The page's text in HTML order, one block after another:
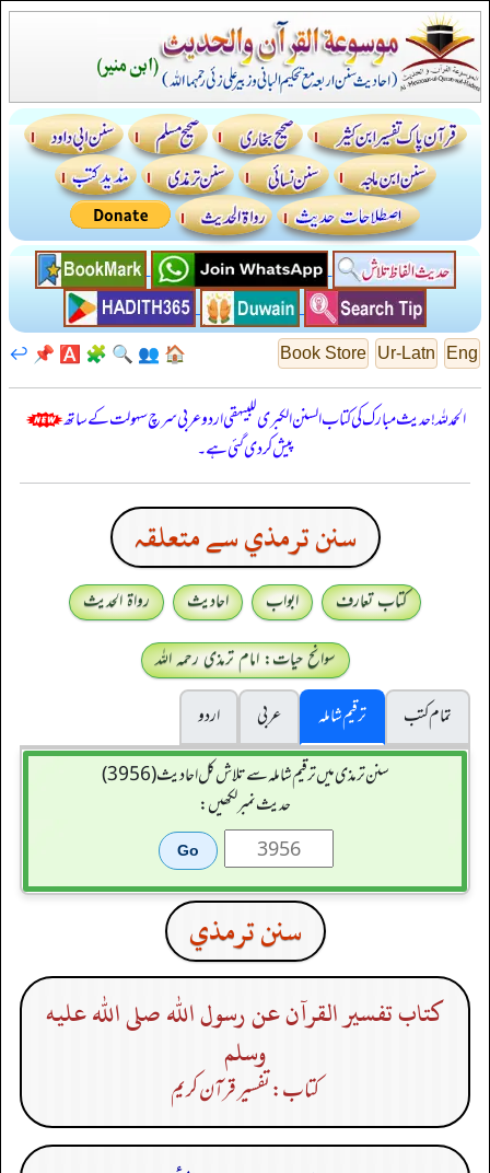
Eng
Ur-Latn
Book Store
🏠
👥
🔍
🧩
🅰️
📌
↩️
الحمدللہ! حدیث مبارک کی کتاب السنن الكبرى للبيهقي اردو عربی سرچ سہولت کے ساتھ
پیش کر دی گئی ہے۔
سنن ترمذي سے متعلقہ
کتاب تعارف ابواب احادیث
رواۃ الحدیث
سوانح حیات: امام ترمذی رحمہ اللہ
تمام کتب
ترقیم شاملہ عربی
اردو
سنن ترمذی میں ترقیم شاملہ سے تلاش کل احادیث (3956)
حدیث نمبر لکھیں:
سنن ترمذي
كتاب تفسير القرآن عن رسول الله صلى الله عليه
وسلم
کتاب: تفسیر قرآن کریم